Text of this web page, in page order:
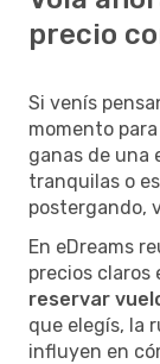
precio
Si venís
momento
ganas de una
tranquilas o
postergando,
En eDreams
precios claros
reservar
que elegís, la
influyen en